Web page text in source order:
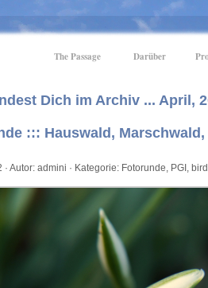
The Passage Darüber
Dich im Archiv ... April,
::: Hauswald,
· Autor: admini · Kategorie: Fotorunde PGI